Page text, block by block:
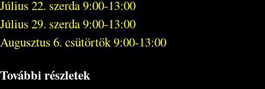
Július 22. szerda 9:00-13:00
Július 29. szerda 9:00-13:00
Augusztus 6. csütörtök 9:00-13:00
További részletek